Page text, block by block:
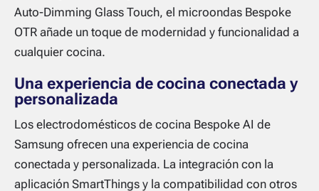
Auto-Dimming Glass Touch, el microondas Bespoke
OTR añade un toque de modernidad y funcionalidad a
cualquier cocina.
Una experiencia de cocina conectada y
personalizada
Los electrodomésticos de cocina Bespoke AI de
Samsung ofrecen una experiencia de cocina
conectada y personalizada. La integración con la
aplicación SmartThings y la compatibilidad con otros